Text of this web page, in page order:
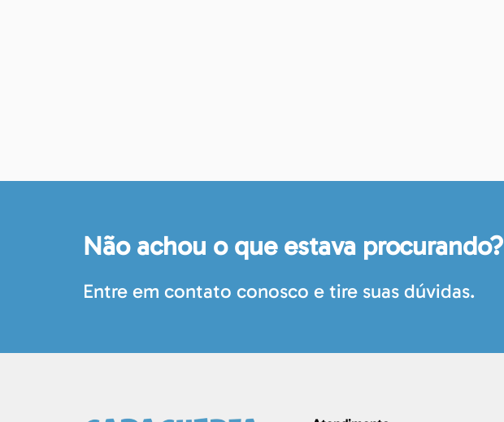
Não achou o que estava procurando?
Entre em contato conosco e tire suas dúvidas.